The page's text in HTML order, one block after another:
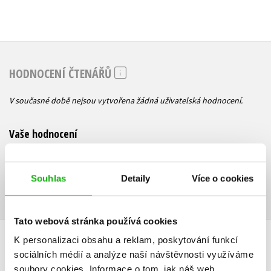
Souhlas Detaily Více o cookies
Tato webová stránka používá cookies
K personalizaci obsahu a reklam, poskytování funkcí
sociálních médií a analýze naší návštěvnosti využíváme
HODNOCENÍ ČTENÁŘŮ
V současné době nejsou vytvořena žádná uživatelská hodnocení.
Vaše hodnocení
Přihlásit
AUTOR KNIHY